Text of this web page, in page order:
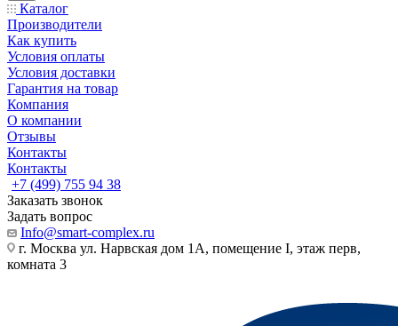
Каталог
Производители
Как купить
Условия оплаты
Условия доставки
Гарантия на товар
Компания
О компании
Отзывы
Контакты
Контакты
+7 (499) 755 94 38
Заказать звонок
Задать вопрос
Info@smart-complex.ru
г. Москва ул. Нарвская дом 1А, помещение I, этаж перв,
комната 3